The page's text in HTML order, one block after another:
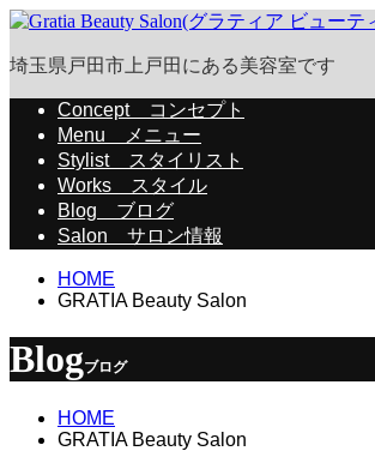
埼玉県戸田市上戸田にある美容室です
Concept
コンセプト
Menu
メニュー
Stylist
スタイリスト
Works
スタイル
Blog ブログ
Salon サロン情報
HOME
GRATIA Beauty Salon
Blogブログ
HOME
GRATIA Beauty Salon